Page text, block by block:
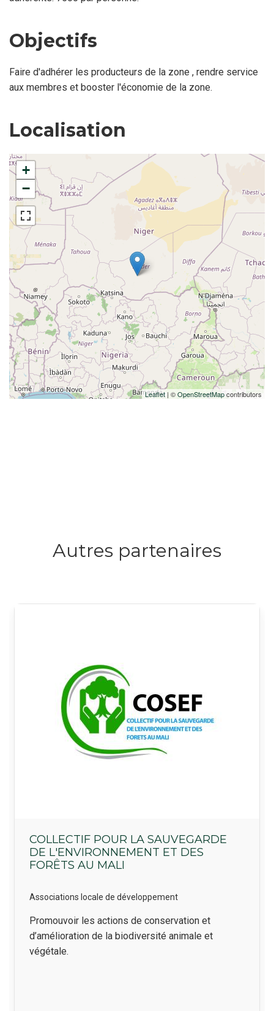
Objectifs
Faire d'adhérer les producteurs de la zone , rendre service
aux membres et booster l'économie de la zone.
Localisation
+
−
Leaflet | ©OpenStreetMapcontributors
Autres partenaires
COLLECTIF POUR LA SAUVEGARDE
DE L'ENVIRONNEMENT ET DES
FORÊTS AU MALI
Associations locale de développement
Résumé
Promouvoir les actions de conservation et
d’amélioration de la biodiversité animale et
végétale.